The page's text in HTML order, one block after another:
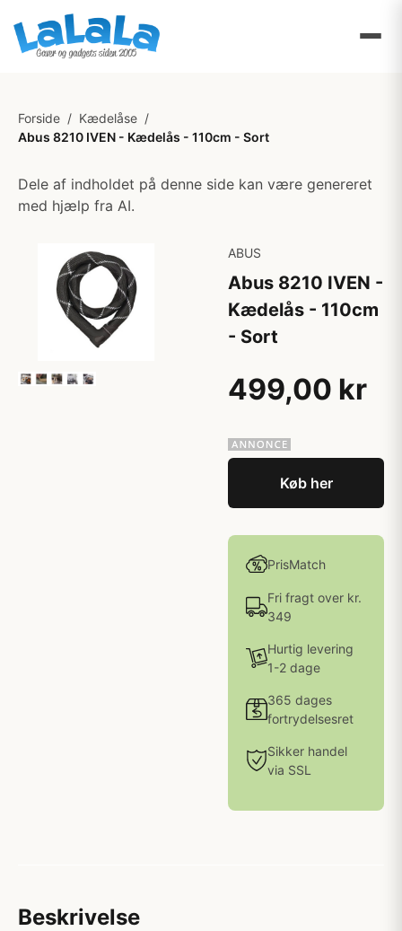
Forside / Kædelåse /
Abus 8210 IVEN - Kædelås - 110cm - Sort
Dele af indholdet på denne side kan være genereret
med hjælp fra AI.
ABUS
Abus 8210 IVEN -
Kædelås - 110cm
- Sort
499,00 kr
Køb her
PrisMatch
Fri fragt over kr.
349
Hurtig levering
1-2 dage
365 dages
fortrydelsesret
Sikker handel
via SSL
Beskrivelse